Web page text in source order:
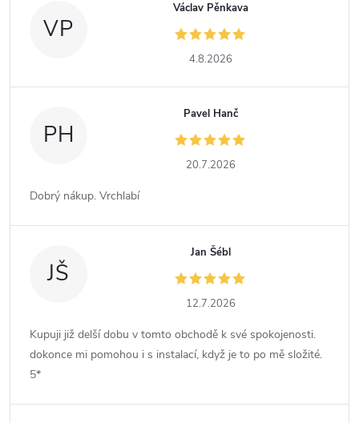
VP
Václav Pěnkava
4.8.2026
PH
Pavel Hanč
20.7.2026
Dobrý nákup. Vrchlabí
JŠ
Jan Šébl
12.7.2026
Kupuji již delší dobu v tomto obchodě k své spokojenosti.
dokonce mi pomohou i s instalací, když je to po mě složité.
5*